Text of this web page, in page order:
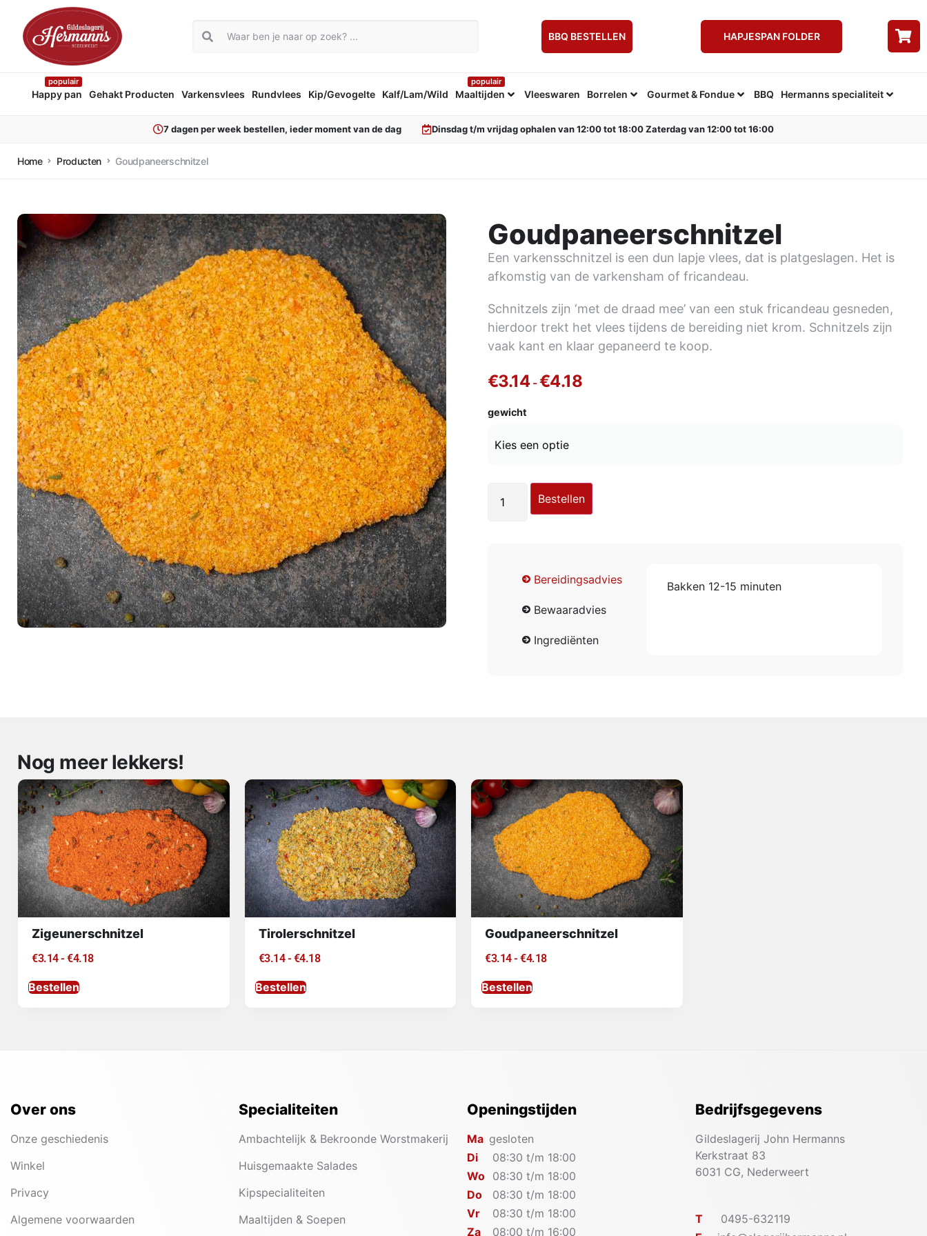
BBQ BESTELLEN HAPJESPAN FOLDER
Happy pan
populair
Gehakt Producten Varkensvlees Rundvlees Kip/Gevogelte Kalf/Lam/Wild Maaltijden
populair
Vleeswaren Borrelen Gourmet & Fondue BBQ Hermanns specialiteit
7 dagen per week bestellen, ieder moment van de dag Dinsdag t/m vrijdag ophalen van 12:00 tot 18:00 Zaterdag van 12:00 tot 16:00
Home Producten Goudpaneerschnitzel
Goudpaneerschnitzel
Een varkensschnitzel is een dun lapje vlees, dat is platgeslagen. Het is
afkomstig van de varkensham of fricandeau.
Schnitzels zijn ‘met de draad mee’ van een stuk fricandeau gesneden,
hierdoor trekt het vlees tijdens de bereiding niet krom. Schnitzels zijn
vaak kant en klaar gepaneerd te koop.
€3.14 -€4.18
gewicht
Bestellen
Bereidingsadvies
Bewaaradvies
Ingrediënten
Bakken 12-15 minuten
Nog meer lekkers!
Zigeunerschnitzel
€3.14- €4.18
Bestellen
Tirolerschnitzel
€3.14 - €4.18
Bestellen
Goudpaneerschnitzel
€3.14- €4.18
Bestellen
Over ons
Onze geschiedenis
Winkel
Privacy
Algemene voorwaarden
Specialiteiten
Ambachtelijk & Bekroonde Worstmakerij
Huisgemaakte Salades
Kipspecialiteiten
Maaltijden & Soepen
Openingstijden
Ma gesloten
Di
08:30 t/m 18:00
Wo 08:30 t/m 18:00
Do
08:30 t/m 18:00
Vr
08:30 t/m 18:00
Za
08:00 t/m 16:00
Bedrijfsgegevens
Gildeslagerij John Hermanns
Kerkstraat 83
6031 CG, Nederweert
T
0495-632119